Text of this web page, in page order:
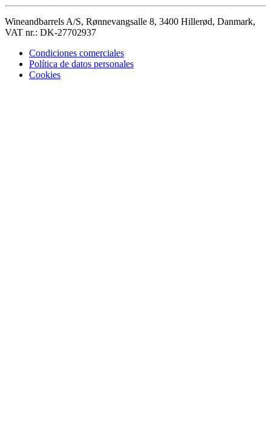
Wineandbarrels A/S, Rønnevangsalle 8, 3400 Hillerød, Danmark,
VAT nr.: DK-27702937
Condiciones comerciales
Política de datos personales
Cookies